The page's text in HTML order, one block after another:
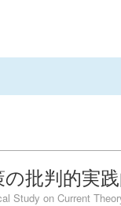
批判的実
Study on Current